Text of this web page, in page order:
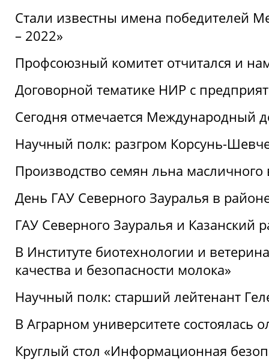
Стали известны имена победителей
– 2022»
Профсоюзный комитет отчитался и
Договорной тематике НИР с
Сегодня отмечается Международный
Научный полк: разгром Корсунь-
Производство семян льна
День ГАУ Северного Зауралья в
ГАУ Северного Зауралья и Казанский
В Институте биотехнологии и
качества и безопасности молока»
Научный полк: старший лейтенант
В Аграрном университете состоялась
Круглый стол «Информационная